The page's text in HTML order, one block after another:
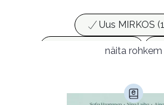
Uus MIRKOS
Populaarsed (25)näita rohkem